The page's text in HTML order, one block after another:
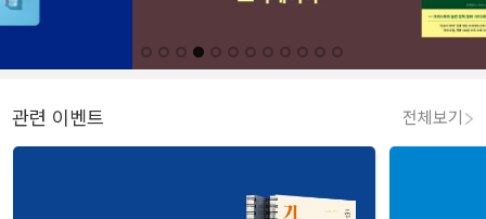
관련 이벤트 전체보기